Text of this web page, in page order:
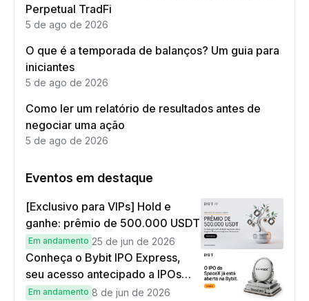
Perpetual TradFi
5 de ago de 2026
O que é a temporada de balanços? Um guia para
iniciantes
5 de ago de 2026
Como ler um relatório de resultados antes de
negociar uma ação
5 de ago de 2026
Eventos em destaque
[Exclusivo para VIPs] Hold e
ganhe: prêmio de 500.000 USDT
Em andamento 25 de jun de 2026
Conheça o Bybit IPO Express,
seu acesso antecipado a IPOs
globais
Em andamento 8 de jun de 2026